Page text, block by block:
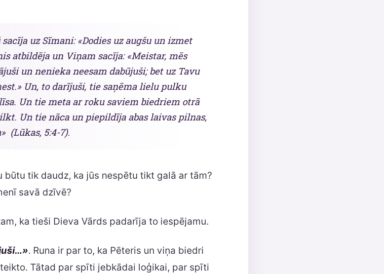
uz Sīmani: «Dodies uz augšu un izmet
atbildēja un Viņam sacīja: «Meistar, mēs
un nenieka neesam dabūjuši; bet uz Tavu
Un, to darījuši, tie saņēma lielu pulku
Un tie meta ar roku saviem biedriem otrā
Un tie nāca un piepildīja abas laivas pilnas,
(Lūkas, 5:4-7).
tik daudz, ka jūs nespētu tikt galā ar tām?
savā dzīvē?
ka tieši Dieva Vārds padarīja to iespējamu.
. Runa ir par to, ka Pēteris un viņa biedri
Tātad par spīti jebkādai loģikai, par spīti